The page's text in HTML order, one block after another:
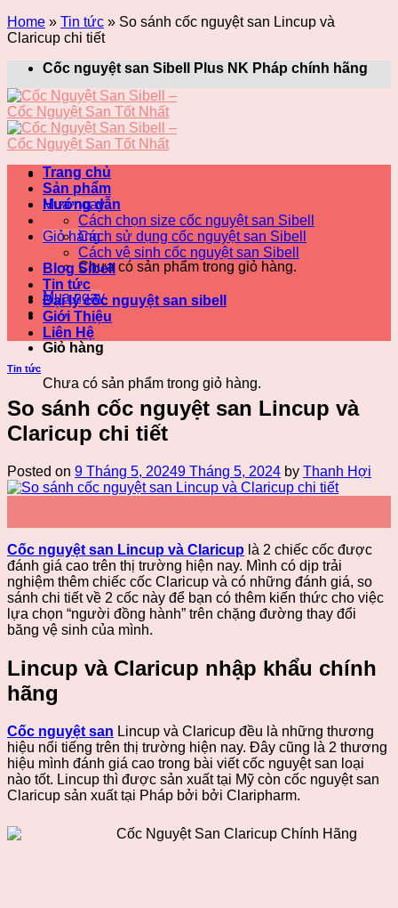
Home » Tin tức » So sánh cốc nguyệt san Lincup và
Claricup chi tiết
Skip
content
Cốc nguyệt san Sibell Plus NK Pháp chính hãng
Mua ngay
Giỏ hàng
Chưa có sản phẩm trong giỏ hàng.
Mua ngay
Giỏ hàng
Chưa có sản phẩm trong giỏ hàng.
Trang chủ
Sản phẩm
Hướng dẫn
Cách chọn size cốc nguyệt san Sibell
Cách sử dụng cốc nguyệt san Sibell
Cách vệ sinh cốc nguyệt san Sibell
Blog Sibell
Tin tức
Đại lý cốc nguyệt san sibell
Giới Thiệu
Liên Hệ
Tin tức
So sánh cốc nguyệt san Lincup và
Claricup chi tiết
Posted on 9 Tháng 5, 20249 Tháng 5, 2024 by Thanh Hợi
Cốc nguyệt san Lincup và Claricup là 2 chiếc cốc được
đánh giá cao trên thị trường hiện nay. Mình có dịp trải
nghiệm thêm chiếc cốc Claricup và có những đánh giá, so
sánh chi tiết về 2 cốc này để bạn có thêm kiến thức cho việc
lựa chọn “người đồng hành” trên chặng đường thay đổi
băng vệ sinh của mình.
Lincup và Claricup nhập khẩu chính
hãng
Cốc nguyệt san Lincup và Claricup đều là những thương
hiệu nổi tiếng trên thị trường hiện nay. Đây cũng là 2 thương
hiệu mình đánh giá cao trong bài viết cốc nguyệt san loại
nào tốt. Lincup thì được sản xuất tại Mỹ còn cốc nguyệt san
Claricup sản xuất tại Pháp bởi bởi Claripharm.